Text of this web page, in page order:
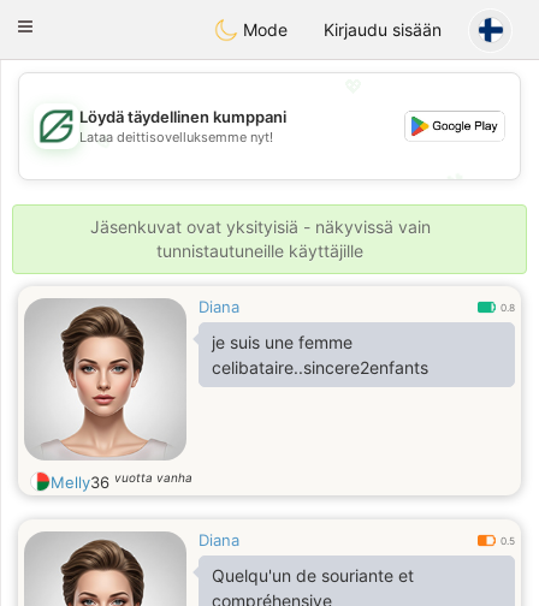
GulfDating
Toggle
Mode Kirjaudu sisään
💖
💕
Löydä täydellinen kumppani
Lataa deittisovelluksemme nyt!
Jäsenkuvat ovat yksityisiä - näkyvissä vain
tunnistautuneille käyttäjille
Diana 0.8
je suis une femme
celibataire..sincere2enfants
Melly36 vuotta vanha
Diana 0.5
Quelqu'un de souriante et
compréhensive